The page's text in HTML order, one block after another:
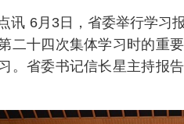
讯 6月3日，省委举行学习
二十四次集体学习时的重
。省委书记信长星主持报